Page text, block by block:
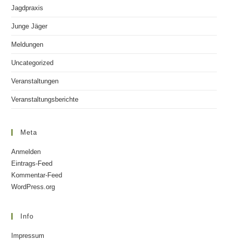
Jagdpraxis
Junge Jäger
Meldungen
Uncategorized
Veranstaltungen
Veranstaltungsberichte
Meta
Anmelden
Eintrags-Feed
Kommentar-Feed
WordPress.org
Info
Impressum